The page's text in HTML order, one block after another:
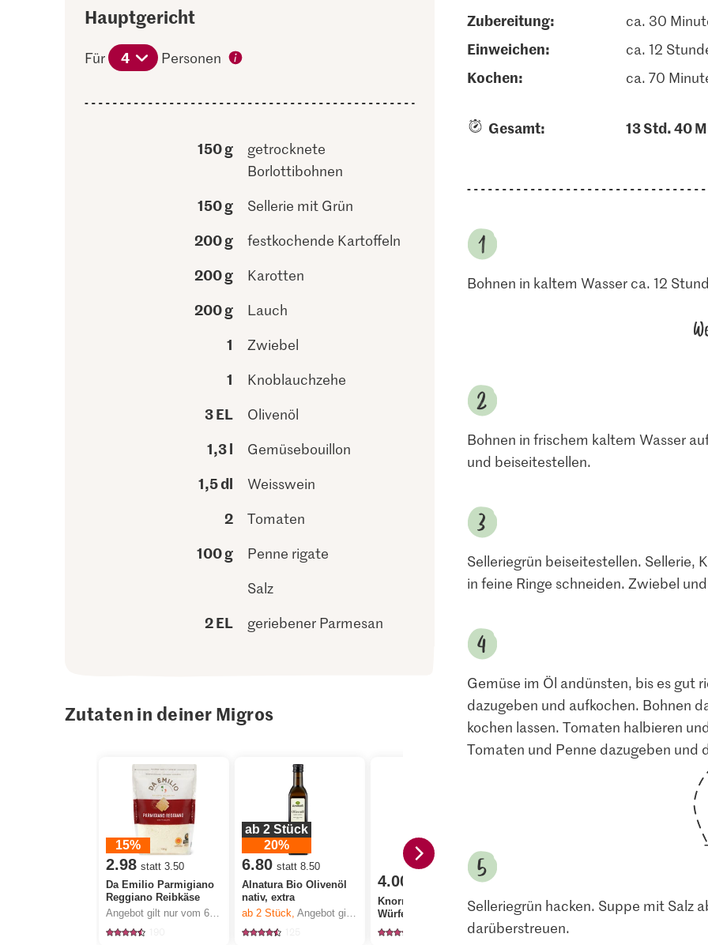
Hauptgericht
Für 4 Personen
150 g
getrocknete
Borlottibohnen
150 g Sellerie mit Grün
200 g festkochende Kartoffeln
200 g Karotten
200 g Lauch
1 Zwiebel
1 Knoblauchzehe
3 EL Olivenöl
1,3 l Gemüsebouillon
1,5 dl Weisswein
2 Tomaten
100 g
Penne rigate
Salz
2 EL geriebener Parmesan
Zutaten in deiner Migros
15%
2.98 statt 3.50
Da Emilio Parmigiano
Reggiano Reibkäse
Angebot gilt nur vom 6.8. bis 12.8.2026, solange Vorrat.
ab 2 Stück
20%
6.80 statt 8.50
Alnatura Bio Olivenöl
nativ, extra
ab 2Stück,Angebot gilt nur vom 6.8. bis 12.8.2026, solange Vorrat.
4.00
Knorr Gemüsebouillon
Würfel
Migros Kartoffeln
festkochend
2003
M-Classic
Bohnen
Zubereitung: ca. 30
einweichen: ca. 12
kochen: ca. 70
Gesamt: 13 Std. 40
Bohnen in kaltem Wasser ca. 12
Bohnen in frischem kaltem Wasser
und beiseitestellen.
Selleriegrün beiseitestellen. Sellerie,
in feine Ringe schneiden. Zwiebel
Gemüse im Öl andünsten, bis es gut
dazugeben und aufkochen. Bohnen
kochen lassen. Tomaten halbieren
Tomaten und Penne dazugeben und
Selleriegrün hacken. Suppe mit Salz
darüberstreuen.